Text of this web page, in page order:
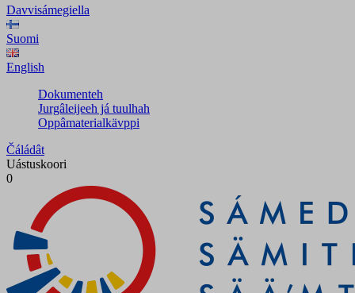
Davvisámegiella
Suomi
English
Dokumenteh
Jurgâleijeeh já tuulhah
Oppâmaterialkävppi
Čáládât
Uástuskoori
0